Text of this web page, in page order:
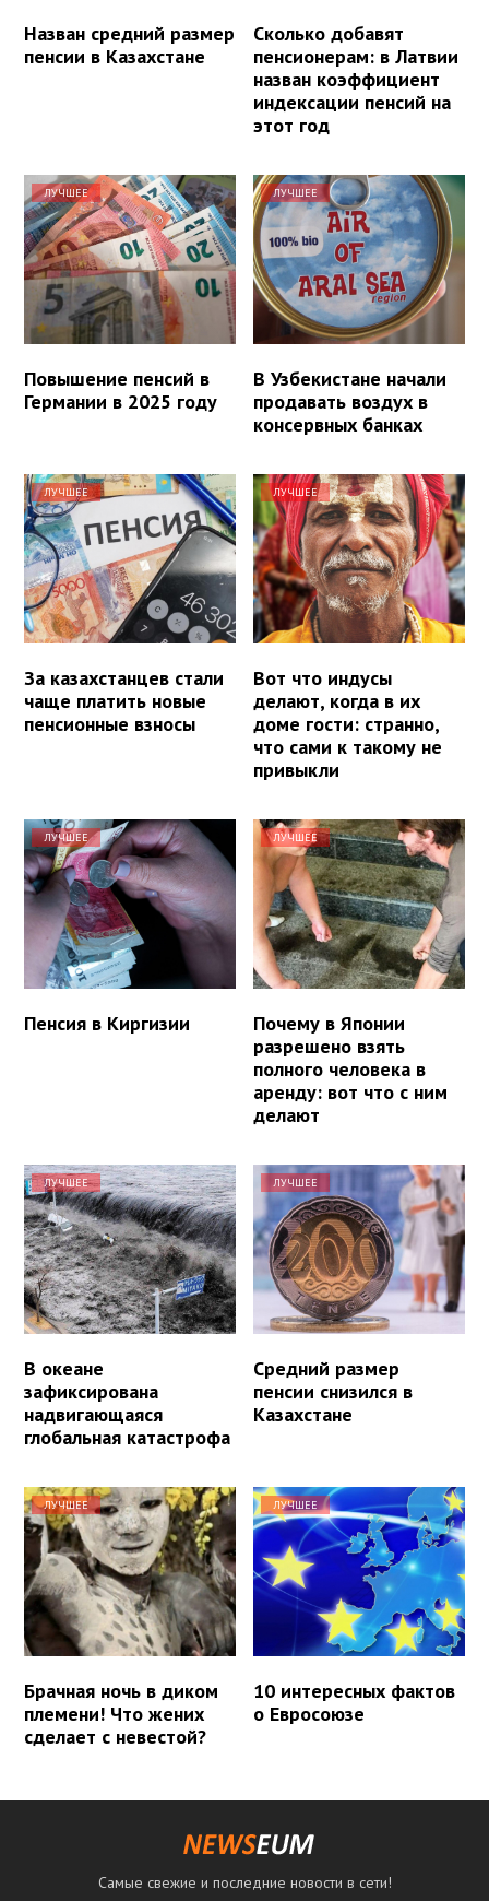
Назван средний размер
пенсии в Казахстане
Сколько добавят
пенсионерам: в Латвии
назван коэффициент
индексации пенсий на
этот год
ЛУЧШЕЕ
Повышение пенсий в
Германии в 2025 году
ЛУЧШЕЕ
В Узбекистане начали
продавать воздух в
консервных банках
ЛУЧШЕЕ
За казахстанцев стали
чаще платить новые
пенсионные взносы
ЛУЧШЕЕ
Вот что индусы
делают, когда в их
доме гости: странно,
что сами к такому не
привыкли
ЛУЧШЕЕ
Пенсия в Киргизии
ЛУЧШЕЕ
Почему в Японии
разрешено взять
полного человека в
аренду: вот что с ним
делают
ЛУЧШЕЕ
В океане
зафиксирована
надвигающаяся
глобальная катастрофа
ЛУЧШЕЕ
Средний размер
пенсии снизился в
Казахстане
ЛУЧШЕЕ
Брачная ночь в диком
племени! Что жених
сделает с невестой?
ЛУЧШЕЕ
10 интересных фактов
о Евросоюзе
Самые свежие и последние новости в сети!